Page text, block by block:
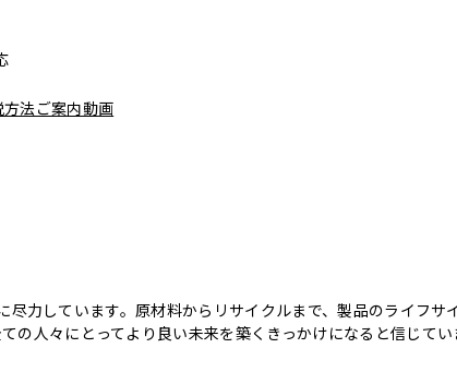
方法ご案内動画
力しています。原材料からリサイクルまで、製品のライフ
人々にとってより良い未来を築くきっかけになると信じてい